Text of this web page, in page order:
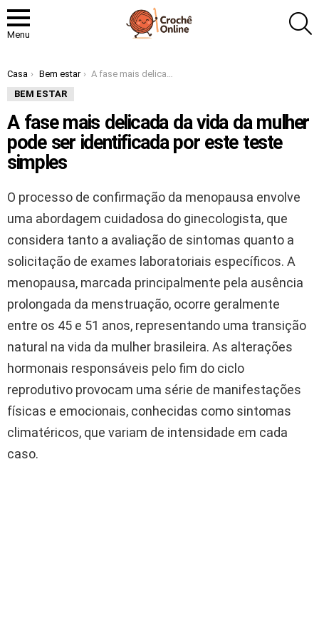
Menu
Você está aqui:
Casa Bem estar
A fase mais delicada da vida da mulher pode ser identificada por este teste simples
BEM ESTAR
A fase mais delicada da vida da mulher
pode ser identificada por este teste
simples
O processo de confirmação da menopausa envolve
uma abordagem cuidadosa do ginecologista, que
considera tanto a avaliação de sintomas quanto a
solicitação de exames laboratoriais específicos. A
menopausa, marcada principalmente pela ausência
prolongada da menstruação, ocorre geralmente
entre os 45 e 51 anos, representando uma transição
natural na vida da mulher brasileira. As alterações
hormonais responsáveis pelo fim do ciclo
reprodutivo provocam uma série de manifestações
físicas e emocionais, conhecidas como sintomas
climatéricos, que variam de intensidade em cada
caso.